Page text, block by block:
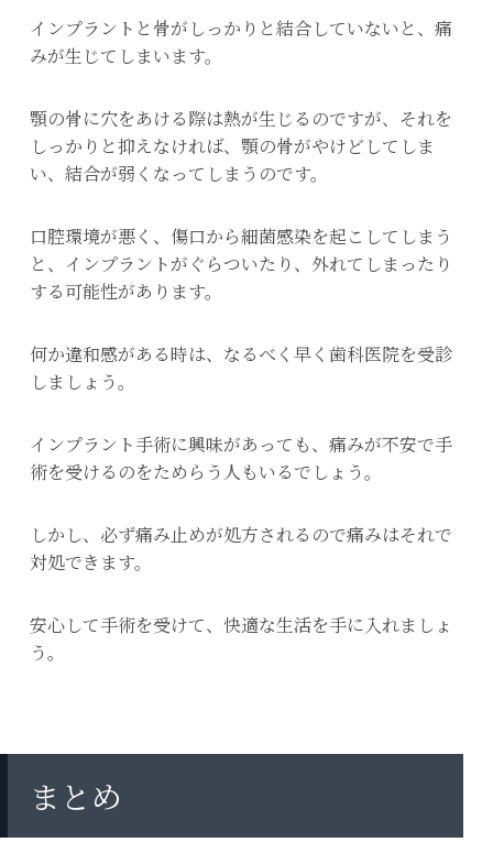
インプラントと骨がしっかりと結合していないと、痛
みが生じてしまいます。
顎の骨に穴をあける際は熱が生じるのですが、それを
しっかりと抑えなければ、顎の骨がやけどしてしま
い、結合が弱くなってしまうのです。
口腔環境が悪く、傷口から細菌感染を起こしてしまう
と、インプラントがぐらついたり、外れてしまったり
する可能性があります。
何か違和感がある時は、なるべく早く歯科医院を受診
しましょう。
インプラント手術に興味があっても、痛みが不安で手
術を受けるのをためらう人もいるでしょう。
しかし、必ず痛み止めが処方されるので痛みはそれで
対処できます。
安心して手術を受けて、快適な生活を手に入れましょ
う。
まとめ